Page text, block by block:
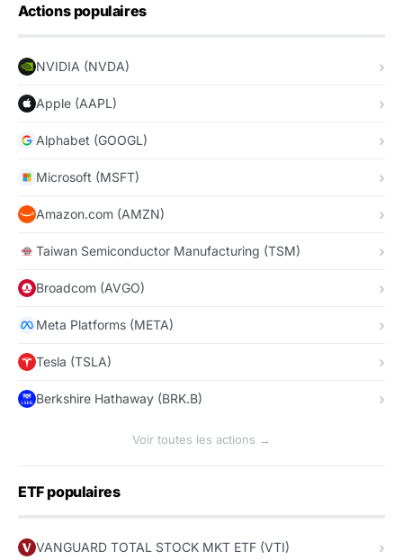
Actions populaires
NVIDIA (NVDA)
Apple (AAPL)
Alphabet (GOOGL)
Microsoft (MSFT)
Amazon.com (AMZN)
Taiwan Semiconductor Manufacturing (TSM)
Broadcom (AVGO)
Meta Platforms (META)
Tesla (TSLA)
Berkshire Hathaway (BRK.B)
Voir toutes les actions →
ETF populaires
VANGUARD TOTAL STOCK MKT ETF (VTI)